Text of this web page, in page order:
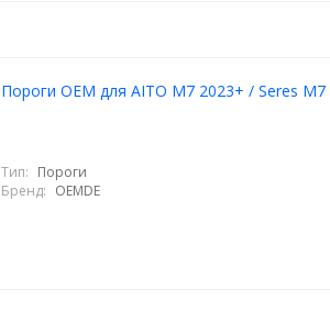
Пороги OEM для AITO M7 2023+ / Seres M7
Тип: Пороги
Бренд: OEMDE